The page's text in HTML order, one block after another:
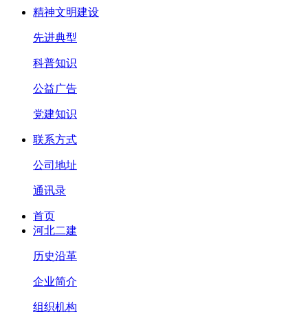
精神文明建设
先进典型
科普知识
公益广告
党建知识
联系方式
公司地址
通讯录
首页
河北二建
历史沿革
企业简介
组织机构